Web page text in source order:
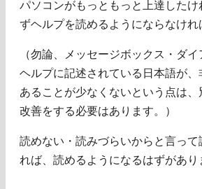
パソコンがもっともっと上達した
ずヘルプを読めるようにならなけれ
（勿論、メッセージボックス・ダイ
ヘルプに記述されている日本語が
あることが少なくないという点は、
改善をする必要はあります。）
読めない・読みづらいからと言って
れば、読めるようになるはずがあり